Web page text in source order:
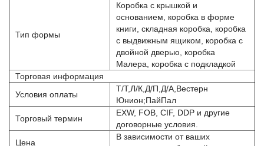
Тип формы
Коробка с крышкой и
основанием, коробка в форме
книги, складная коробка, коробка
с выдвижным ящиком, коробка с
двойной дверью, коробка
Малера, коробка с подкладкой
Торговая информация
Условия оплаты
Т/Т,Л/К,Д/П,Д/А,Вестерн
Юнион;ПайПал
Торговый термин
EXW, FOB, CIF, DDP и другие
договорные условия.
Цена
В зависимости от ваших